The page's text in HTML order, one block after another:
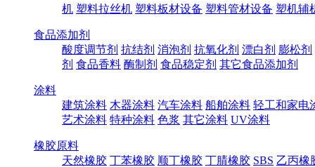
机 塑料拉丝机 塑料板材设备 塑料管材设备 塑机辅
食品添加剂
酸度调节剂 抗结剂 消泡剂 抗氧化剂 漂白剂 膨松剂
剂 食品香料 酶制剂 食品稳定剂 其它食品添加剂
涂料
建筑涂料 木器涂料 汽车涂料 船舶涂料 轻工和家电
艺术涂料 特种涂料 色浆 其它涂料 UV涂料
橡胶原料
天然橡胶 丁苯橡胶 顺丁橡胶 丁腈橡胶 SBS 乙丙橡